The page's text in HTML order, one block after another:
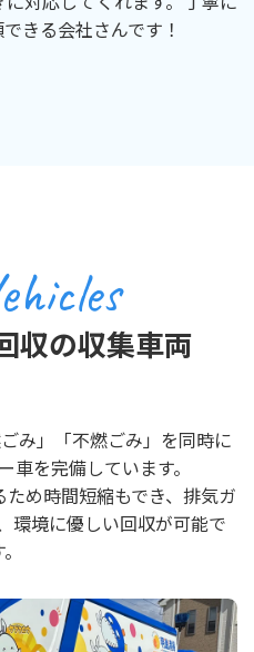
きる会社さんです！
収の収集車両
み」「不燃ごみ」を同時に
車を完備しています。
め時間短縮もでき、排気ガ
環境に優しい回収が可能で